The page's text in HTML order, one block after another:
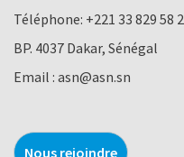
Téléphone: +221 33 829 58
BP. 4037 Dakar, Sénégal
Email : asn@asn.sn
Nous rejoindre